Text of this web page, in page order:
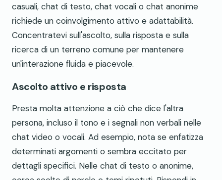
casuali, chat di testo, chat vocali o chat anonime
richiede un coinvolgimento attivo e adattabilità.
Concentratevi sull'ascolto, sulla risposta e sulla
ricerca di un terreno comune per mantenere
un'interazione fluida e piacevole.
Ascolto attivo e risposta
Presta molta attenzione a ciò che dice l'altra
persona, incluso il tono e i segnali non verbali nelle
chat video o vocali. Ad esempio, nota se enfatizza
determinati argomenti o sembra eccitato per
dettagli specifici. Nelle chat di testo o anonime,